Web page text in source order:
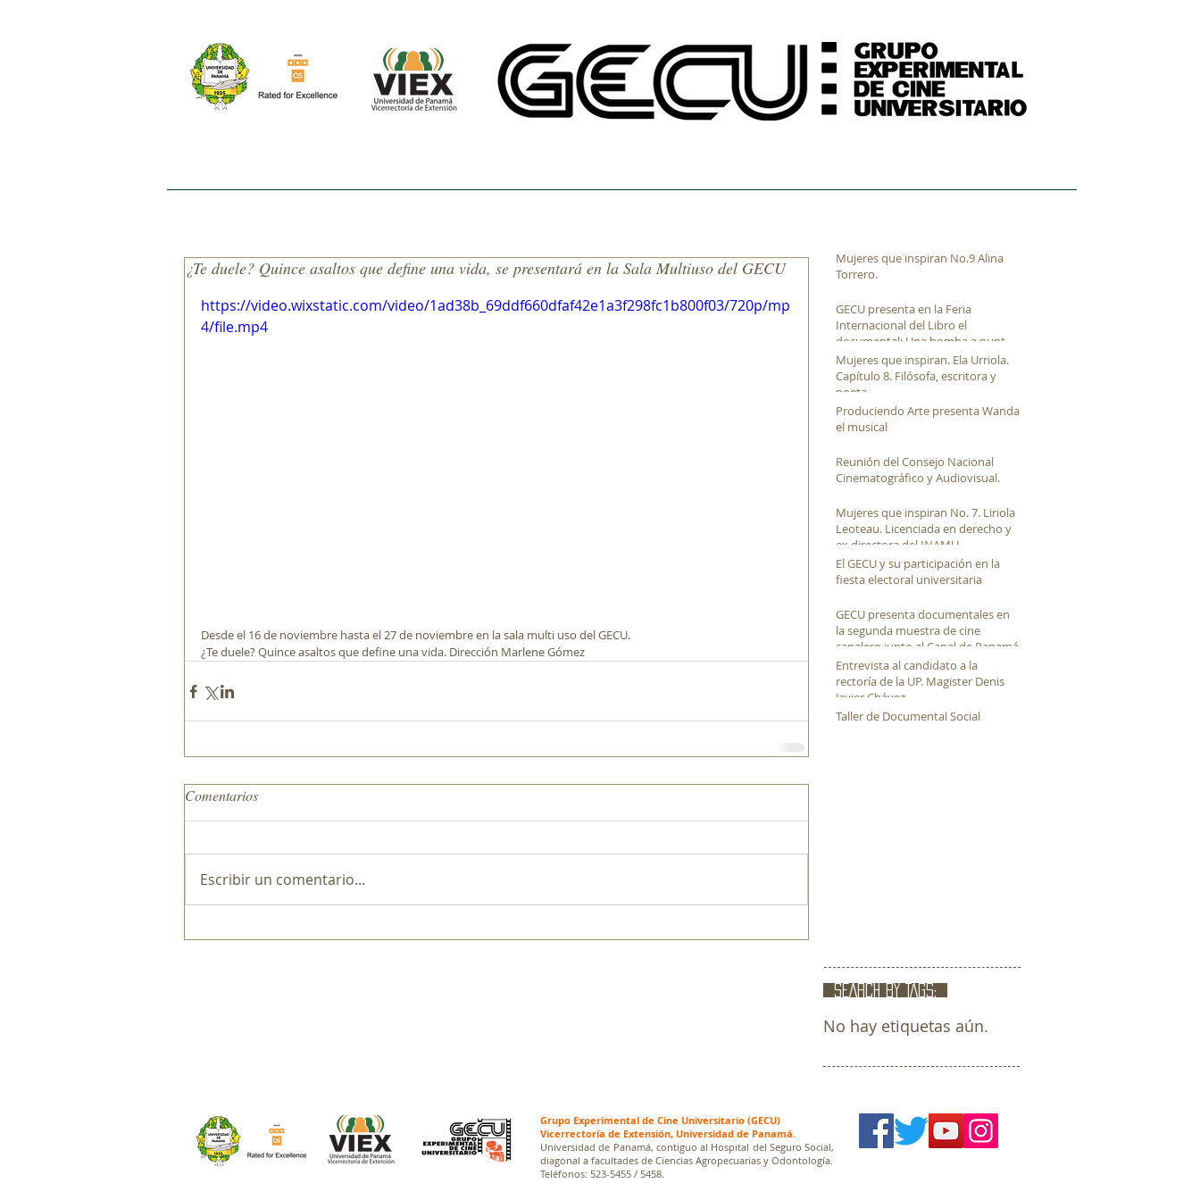
¿Te duele? Quince asaltos que define una vida, se presentará en la Sala Multiuso del GECU
https://video.wixstatic.com/video/1ad38b_69ddf660dfaf42e1a3f298fc1b800f03/720p/mp
4/file.mp4
Desde el 16 de noviembre hasta el 27 de noviembre en la sala multi uso del GECU.
¿Te duele? Quince asaltos que define una vida. Dirección Marlene Gómez
Comentarios
Escribir un comentario...
Mujeres que inspiran No.9 Alina
Torrero.
GECU presenta en la Feria
Internacional del Libro el
documental: Una bomba a punto
de estallar de Luis Franco.
Mujeres que inspiran. Ela Urriola.
Capítulo 8. Filósofa, escritora y
poeta
Produciendo Arte presenta Wanda
el musical
Reunión del Consejo Nacional
Cinematográfico y Audiovisual.
Mujeres que inspiran No. 7. Liriola
Leoteau. Licenciada en derecho y
ex directora del INAMU
El GECU y su participación en la
fiesta electoral universitaria
GECU presenta documentales en
la segunda muestra de cine
canalero junto al Canal de Panamá
Entrevista al candidato a la
rectoría de la UP. Magister Denis
Javier Chávez
Taller de Documental Social
SEARCH BY TAGS:
No hay etiquetas aún.
Grupo Experimental de Cine Universitario (GECU)
Vicerrectoría de Extensión, Universidad de Panamá.
Universidad de Panamá, contiguo al Hospital del Seguro Social,
diagonal a facultades de Ciencias Agropecuarias y Odontología.
Teléfonos: 523-5455 / 5458.